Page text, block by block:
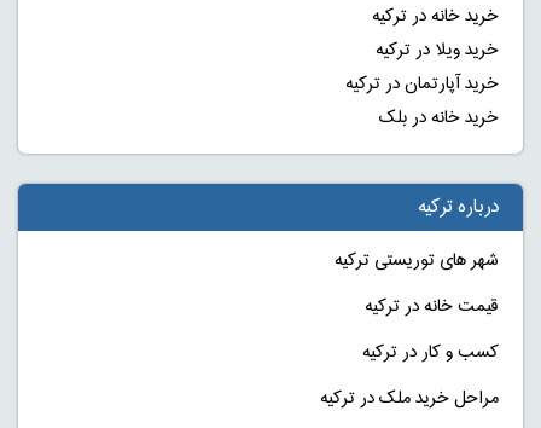
خرید خانه در ترکیه
خرید ویلا در ترکیه
خرید آپارتمان در ترکیه
خرید خانه در بلک
درباره ترکیه
شهر های توریستی ترکیه
قیمت خانه در ترکیه
کسب و کار در ترکیه
مراحل خرید ملک در ترکیه